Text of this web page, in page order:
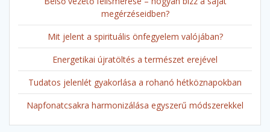
megérzéseidben?
Mit jelent a spirituális önfegyelem valójában?
Energetikai újratöltés a természet erejével
Tudatos jelenlét gyakorlása a rohanó hétköznapokban
Napfonatcsakra harmonizálása egyszerű módszerekkel